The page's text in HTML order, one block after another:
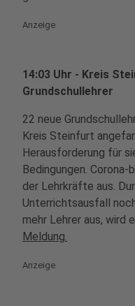
Anzeige
14:03 Uhr - Kreis
Grundschullehrer
22 neue
Kreis Steinfurt
Herausforderung für
Bedingungen.
der Lehrkräfte aus.
Unterrichtsausfall
mehr Lehrer aus, wird
Meldung.
Anzeige